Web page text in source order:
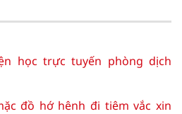
học trực tuyến phòng dịch
đồ hớ hênh đi tiêm vắc xin